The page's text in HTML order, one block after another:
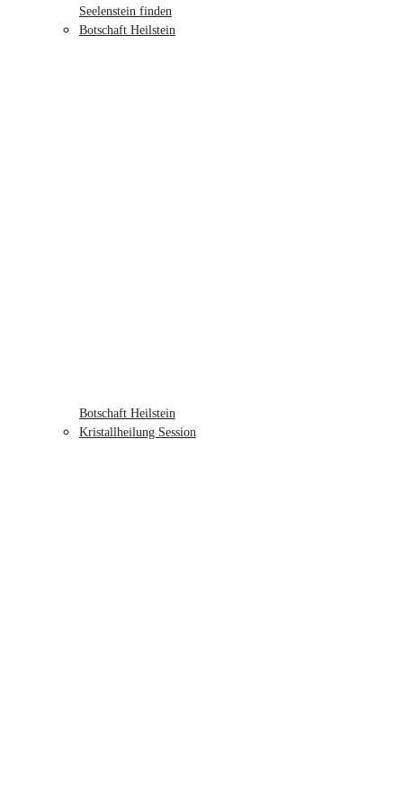
Seelenstein finden
Botschaft Heilstein
Botschaft Heilstein
Kristallheilung Session